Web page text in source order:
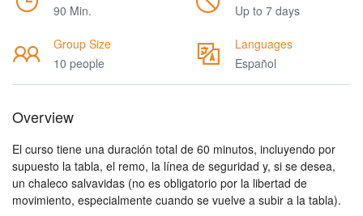
90 Min.
Up to 7 days
Group Size
10 people
Languages
Español
Overview
El curso tiene una duración total de 60 minutos, incluyendo por
supuesto la tabla, el remo, la línea de seguridad y, si se desea,
un chaleco salvavidas (no es obligatorio por la libertad de
movimiento, especialmente cuando se vuelve a subir a la tabla).